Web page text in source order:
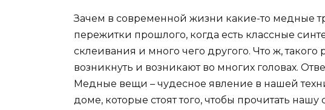
Зачем в современной жизни какие-то медные
пережитки прошлого, когда есть классные
склеивания и много чего другого. Что ж,
возникнуть и возникают во многих головах.
Медные вещи – чудесное явление в нашей
доме, которые стоят того, чтобы прочитать нашу